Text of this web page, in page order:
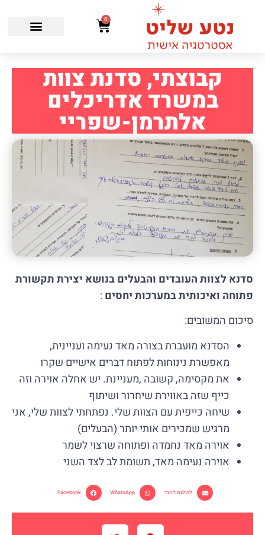
0
קבוצתי, סדנת צוות
במשרד אדריכלים
אלתרמן-שפריי
סדנא לצוות העובדים והבעלים בנושא יצירת תקשורת
פתוחה ואיכותית במערכות יחסים :
סיכום המשובים:
הסדנא מועברת בצורה מאד נעימה ועניינית,
מאפשרת נינוחות לפתוח דברים אישיים שקרו
את מקסימה, קשובה ,מעניינת. יש אחלה אוירה וזה
כייף שזה באווירת שיחרור ושיתוף
שיחה כייפית עם הצוות שלי. נפתחתי לצוות שלי, אני
מרגיש שמכירים אותי יותר (הבעלים)
אוירה מאד נחמדה ופתוחה שרצוי לשמר
אוירה נעימה מאד, תשומת לב לצד השני
לשלוח לחבר WhatsApp
Facebook